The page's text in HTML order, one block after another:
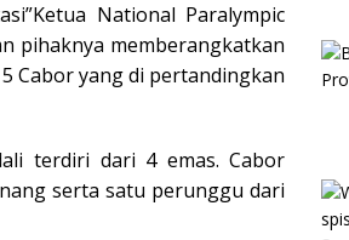
National Paralympic
pihaknya memberangkatkan
Cabor yang di pertandingkan
terdiri dari 4 emas. Cabor
serta satu perunggu dari